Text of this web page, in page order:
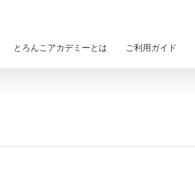
とろんこアカデミーとは ご利用ガイド